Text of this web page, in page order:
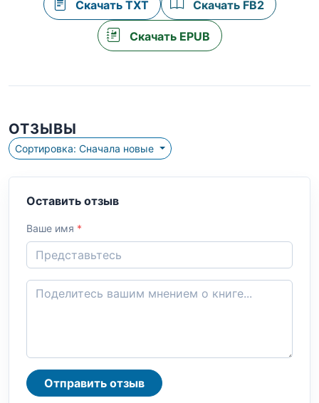
Скачать TXT Скачать FB2
Скачать EPUB
ОТЗЫВЫ
Сортировка: Сначала новые
Оставить отзыв
Ваше имя *
Отправить отзыв